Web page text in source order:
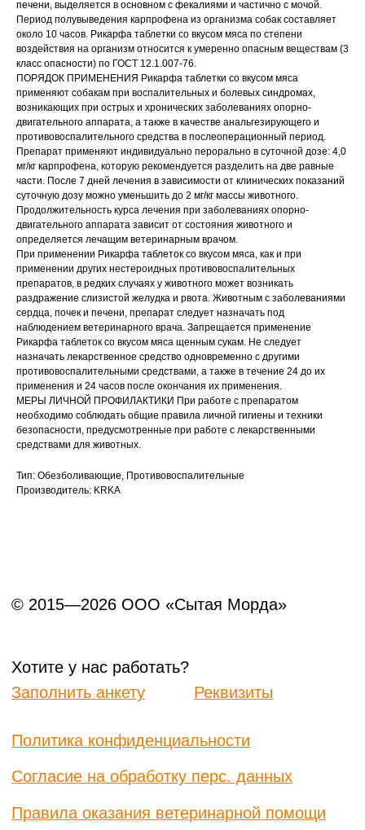
печени, выделяется в основном с фекалиями и частично с мочой.
Период полувыведения карпрофена из организма собак составляет
около 10 часов. Рикарфа таблетки со вкусом мяса по степени
воздействия на организм относится к умеренно опасным веществам (3
класс опасности) по ГОСТ 12.1.007-76.
ПОРЯДОК ПРИМЕНЕНИЯ Рикарфа таблетки со вкусом мяса
применяют собакам при воспалительных и болевых синдромах,
возникающих при острых и хронических заболеваниях опорно-
двигательного аппарата, а также в качестве анальгезирующего и
противовоспалительного средства в послеоперационный период.
Препарат применяют индивидуально перорально в суточной дозе: 4,0
мг/кг карпрофена, которую рекомендуется разделить на две равные
части. После 7 дней лечения в зависимости от клинических показаний
суточную дозу можно уменьшить до 2 мг/кг массы животного.
Продолжительность курса лечения при заболеваниях опорно-
двигательного аппарата зависит от состояния животного и
определяется лечащим ветеринарным врачом.
При применении Рикарфа таблеток со вкусом мяса, как и при
применении других нестероидных противовоспалительных
препаратов, в редких случаях у животного может возникать
раздражение слизистой желудка и рвота. Животным с заболеваниями
сердца, почек и печени, препарат следует назначать под
наблюдением ветеринарного врача. Запрещается применение
Рикарфа таблеток со вкусом мяса щенным сукам. Не следует
назначать лекарственное средство одновременно с другими
противовоспалительными средствами, а также в течение 24 до их
применения и 24 часов после окончания их применения.
МЕРЫ ЛИЧНОЙ ПРОФИЛАКТИКИ При работе с препаратом
необходимо соблюдать общие правила личной гигиены и техники
безопасности, предусмотренные при работе с лекарственными
средствами для животных.
Тип: Обезболивающие, Противовоспалительные
Производитель: KRKA
© 2015—2026 ООО «Сытая Морда»
Политика конфиденциальности
Согласие на обработку перс. данных
+7 (3452) 57-54-36Заказать звонок
Хотите у нас работать?
Заполнить анкету
Правила оказания ветеринарной помощи
Реквизиты